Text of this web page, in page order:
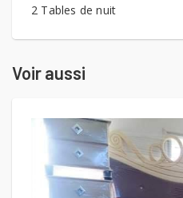
2 Tables de nuit
Voir aussi